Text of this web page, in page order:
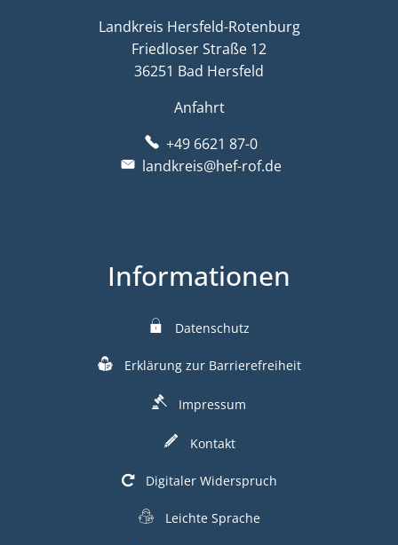
Landkreis Hersfeld-Rotenburg
Friedloser Straße 12
36251 Bad Hersfeld
Anfahrt
+49 6621 87-0
landkreis@hef-rof.de
Informationen
Datenschutz
Erklärung zur Barrierefreiheit
Impressum
Kontakt
Digitaler Widerspruch
Leichte Sprache